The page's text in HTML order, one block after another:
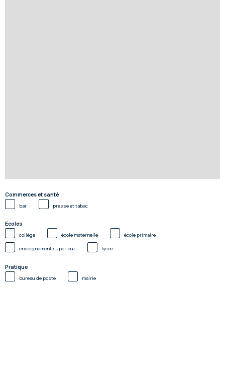
Commerces et santé
bar presse et tabac
Ecoles
collège école maternelle école primaire
enseignement supérieur lycée
Pratique
bureau de poste mairie